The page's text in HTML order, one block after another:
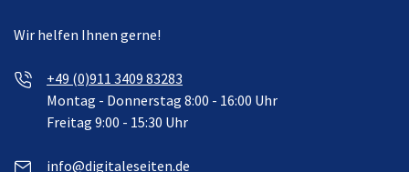
Wir helfen Ihnen gerne!
+49 (0)911 3409 83283
Montag - Donnerstag 8:00 - 16:00 Uhr
Freitag 9:00 - 15:30 Uhr
info@digitaleseiten.de